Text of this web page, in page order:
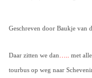
Geschreven door Baukje van
Daar zitten we dan met
tourbus op weg naar